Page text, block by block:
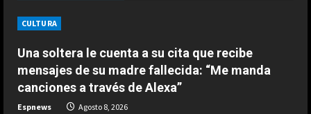
e
R
e
a
CULTURA
Una soltera le cuenta a su cita que recibe
mensajes de su madre fallecida: “Me manda
canciones a través de Alexa”
Espnews Agosto 8, 2026
2
Bezzecchi se derrumba; tremendo
su sufrimiento en Silverstone: “Me
van a ayudar a subir a la moto”